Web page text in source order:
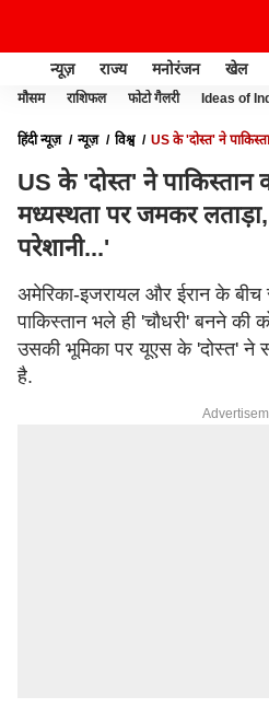
न्यूज़ राज्य मनोरंजन खेल
मौसम राशिफल फोटो गैलरी Ideas of
हिंदी न्यूज़ न्यूज़ विश्व
US के 'दोस्त' ने
US के 'दोस्त' ने पाकिस्तान
मध्यस्थता पर जमकर
परेशानी...'
अमेरिका-इजरायल और ईरान के बीच
पाकिस्तान भले ही 'चौधरी' बनने की
उसकी भूमिका पर यूएस के 'दोस्त' ने
है.